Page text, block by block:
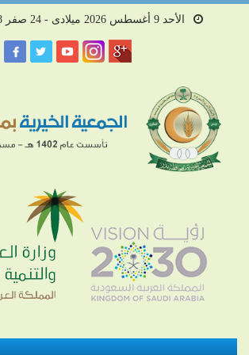
الأحد 9 أغسطس 2026 ميلادى - 24 صفر 1448 هجرى